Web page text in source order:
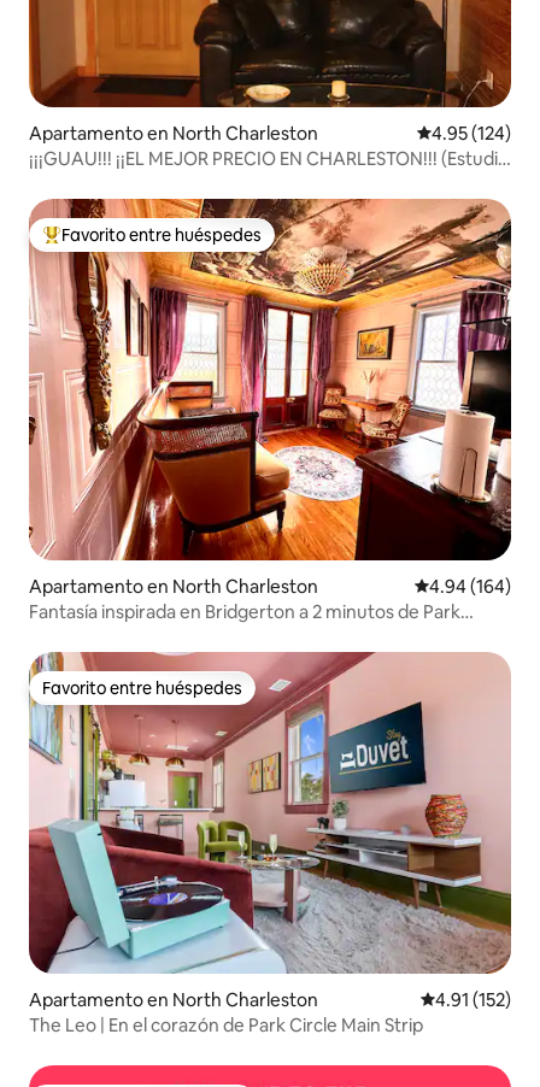
Apartamento en North Charleston Calificación
4.95 (124)
¡¡¡GUAU!!! ¡¡EL MEJOR PRECIO EN CHARLESTON!!! (Estudio
Favorito entre huéspedes preferido
Favorito entre huéspedes
Apartamento en North Charleston Calificación
4.94 (164)
Fantasía inspirada en Bridgerton a 2 minutos de Park
Favorito entre huéspedes
Favorito entre huéspedes
Apartamento en North Charleston Calificación
4.91 (152)
The Leo | En el corazón de Park Circle Main Strip